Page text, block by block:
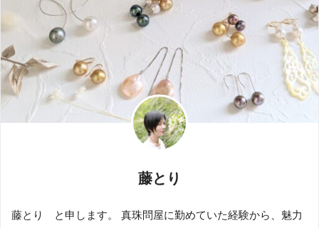
藤とり
藤とり と申します。 真珠問屋に勤めていた経験から、魅力